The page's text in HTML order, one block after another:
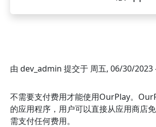
由 dev_admin 提交于 周五, 06/30/2023
不需要支付费用才能使用OurPlay。
的应用程序，用户可以直接从应用商店
需支付任何费用。